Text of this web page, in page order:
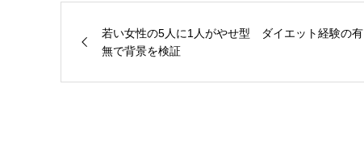
若い女性の5人に1人がやせ型 ダイエット経験の有
無で背景を検証